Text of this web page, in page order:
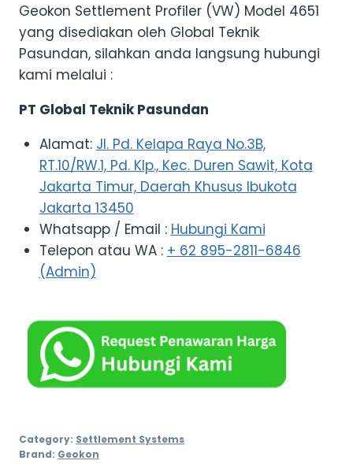
Geokon Settlement Profiler (VW) Model 4651
yang disediakan oleh Global Teknik
Pasundan, silahkan anda langsung hubungi
kami melalui :
PT Global Teknik Pasundan
Alamat: Jl. Pd. Kelapa Raya No.3B,
RT.10/RW.1, Pd. Klp., Kec. Duren Sawit, Kota
Jakarta Timur, Daerah Khusus Ibukota
Jakarta 13450
Whatsapp / Email : Hubungi Kami
Telepon atau WA : + 62 895-2811-6846
(Admin)
Category: Settlement Systems
Brand: Geokon